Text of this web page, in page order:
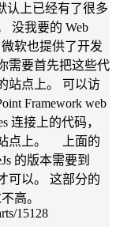
认上已经有了很多
没我要的 Web
软也提供了开发
需要首先把这些代
站点上。 可以访
Framework web
连接上的代码，
站点上。 上面的
的版本需要到
可以。 这部分的
高。
15128